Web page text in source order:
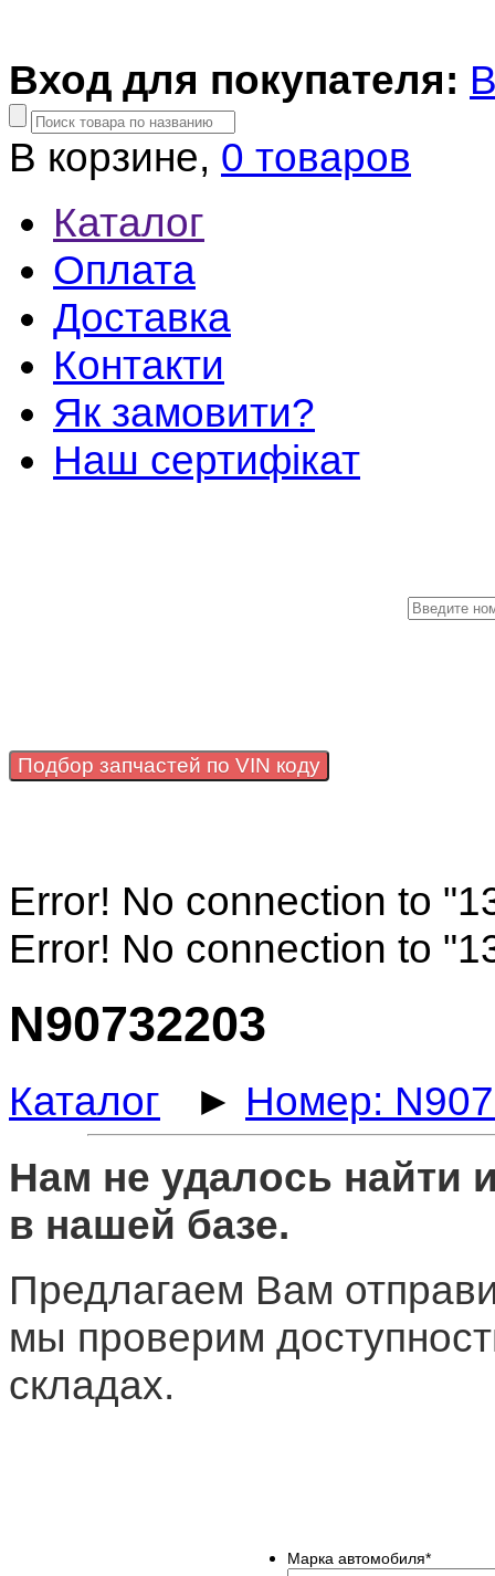
Вход для покупателя:
В корзине, 0 товаров
Каталог
Оплата
Доставка
Контакти
Як замовити?
Наш сертифікат
Подбор запчастей по VIN коду
Error! No connection to
Error! No connection to
N90732203
Каталог ► Номер:
Нам не удалось найти
в нашей базе.
Предлагаем Вам
мы проверим
складах.
Марка автомобиля*